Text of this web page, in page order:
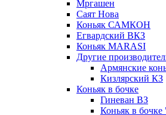
Мргашен
Саят Нова
Коньяк САМКОН
Егвардский ВКЗ
Коньяк MARASI
Другие
Армянские
Кизлярский КЗ
Коньяк в бочке
Гиневан ВЗ
Коньяк в